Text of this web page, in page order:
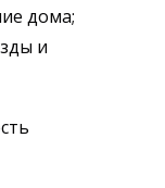
дома;
и